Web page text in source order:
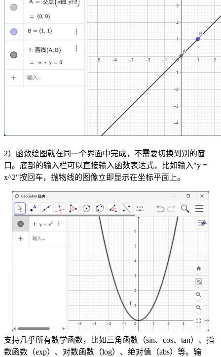
2）函数绘图就在同一个界面中完成，不需要切换到别的窗
口。底部的输入栏可以直接输入函数表达式，比如输入"y =
x^2"按回车，抛物线的图像立即显示在坐标平面上。
支持几乎所有数学函数，比如三角函数（sin、cos、tan）、指
数函数（exp）、对数函数（log）、绝对值（abs）等。输